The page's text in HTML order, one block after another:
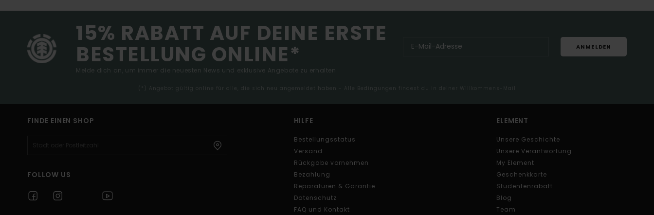
15% RABATT AUF DEINE ERSTE
BESTELLUNG ONLINE*
Melde dich an, um immer die neuesten News und exklusive Angebote zu erhalten.
ANMELDEN
(*) Angebot gültig online für alle, die sich neu angemeldet haben - Alle Bedingungen findest du in deiner Willkommens-Mail
FINDE EINEN SHOP
FOLLOW US
HILFE
Bestellungsstatus
Versand
Rückgabe vornehmen
Bezahlung
Reparaturen & Garantie
Datenschutz
FAQ und Kontakt
ELEMENT
Unsere Geschichte
Unsere Verantwortung
My Element
Geschenkkarte
Studentenrabatt
Blog
Team